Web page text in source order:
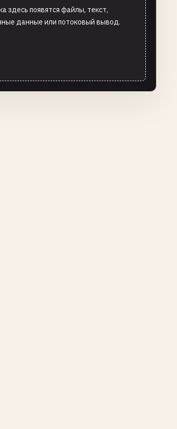
здесь появятся файлы, текст,
данные или потоковый вывод.